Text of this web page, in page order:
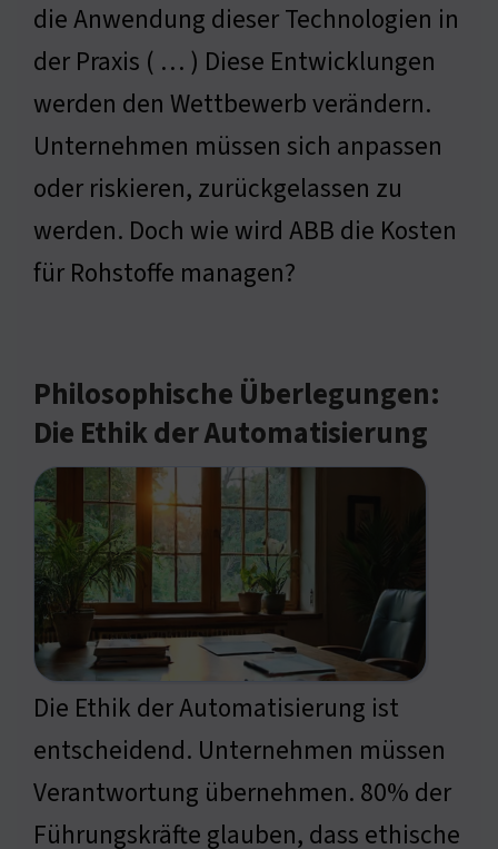
die Anwendung dieser Technologien in
der Praxis ( … ) Diese Entwicklungen
werden den Wettbewerb verändern.
Unternehmen müssen sich anpassen
oder riskieren, zurückgelassen zu
werden. Doch wie wird ABB die Kosten
für Rohstoffe managen?
Philosophische Überlegungen:
Die Ethik der Automatisierung
Die Ethik der Automatisierung ist
entscheidend. Unternehmen müssen
Verantwortung übernehmen. 80% der
Führungskräfte glauben, dass ethische